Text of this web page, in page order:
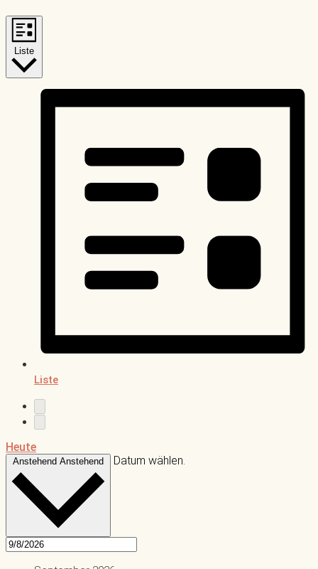
Liste
Liste
Heute
Anstehend Anstehend Datum wählen.